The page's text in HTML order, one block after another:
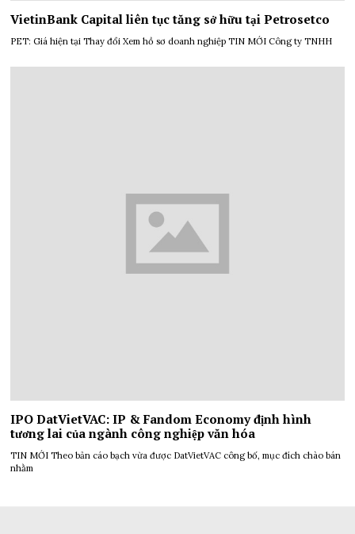
VietinBank Capital liên tục tăng sở hữu tại Petrosetco
PET: Giá hiện tại Thay đổi Xem hồ sơ doanh nghiệp TIN MỚI Công ty TNHH
IPO DatVietVAC: IP & Fandom Economy định hình
tương lai của ngành công nghiệp văn hóa
TIN MỚI Theo bản cáo bạch vừa được DatVietVAC công bố, mục đích chào bán
nhằm